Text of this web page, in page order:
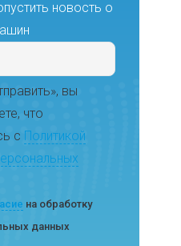
новость о
вы
что
с Политикой
на обработку
данных